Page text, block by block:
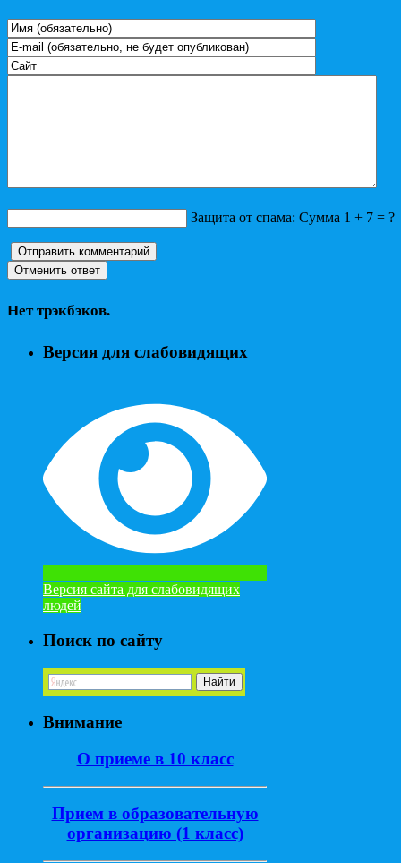
Защита от спама: Сумма 1 + 7 = ?
Нет трэкбэков.
Версия для слабовидящих
Версия сайта для слабовидящих
людей
Поиск по сайту
Внимание
О приеме в 10 класс
Прием в образовательную
организацию (1 класс)